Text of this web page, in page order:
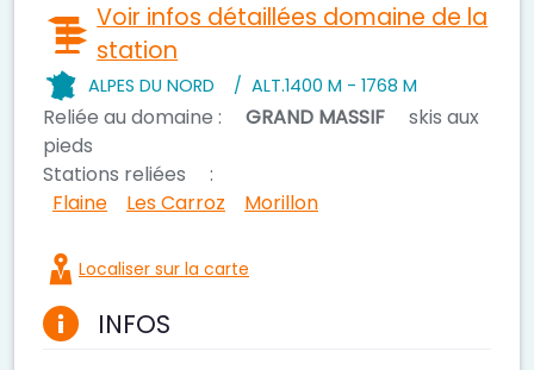
Voir infos détaillées domaine de la
station
ALPES DU NORD / ALT.1400 M - 1768 M
Reliée au domaine : GRAND MASSIF
skis aux
pieds
Stations reliées
:
Flaine
Les Carroz Morillon
Localiser sur la carte
INFOS